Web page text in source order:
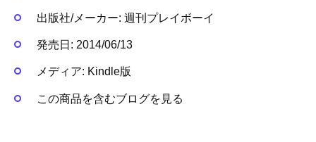
出版社/メーカー: 週刊プレイボーイ
発売日: 2014/06/13
メディア: Kindle版
この商品を含むブログを見る